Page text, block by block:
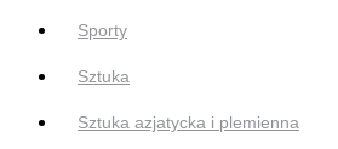
Sporty
Sztuka
Sztuka azjatycka i plemienna